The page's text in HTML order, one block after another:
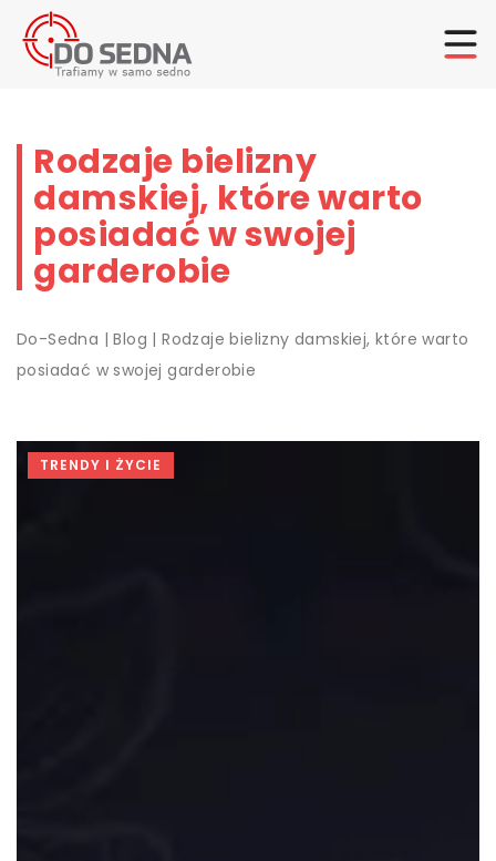
Rodzaje bielizny
damskiej, które warto
posiadać w swojej
garderobie
Do-Sedna |Blog |Rodzaje bielizny damskiej, które warto
posiadać w swojej garderobie
TRENDY I ŻYCIE